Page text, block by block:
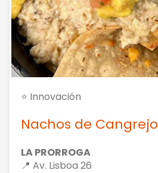
⭐ Innovación
Nachos de Cangrejo
LA PRORROGA
📍 Av. Lisboa 26